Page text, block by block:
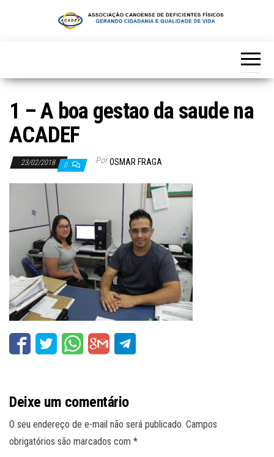
1 – A boa gestao da saude na
ACADEF
23/02/2018 0 Por OSMAR FRAGA
Deixe um comentário
O seu endereço de e-mail não será publicado. Campos
obrigatórios são marcados com *